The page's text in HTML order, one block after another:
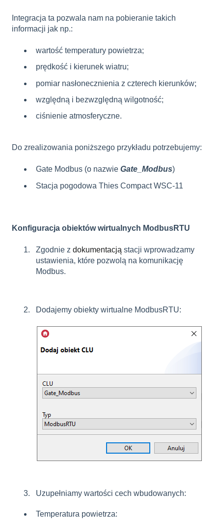
Integracja ta pozwala nam na pobieranie takich
informacji jak np.:
wartość temperatury powietrza;
prędkość i kierunek wiatru;
pomiar nasłonecznienia z czterech kierunków;
względną i bezwzględną wilgotność;
ciśnienie atmosferyczne.
Do zrealizowania poniższego przykładu potrzebujemy:
Gate Modbus (o nazwie Gate_Modbus)
Stacja pogodowa Thies Compact WSC-11
Konfiguracja obiektów wirtualnych ModbusRTU
Zgodnie z dokumentacją stacji wprowadzamy
ustawienia, które pozwolą na komunikację
Modbus.
Dodajemy obiekty wirtualne ModbusRTU:
Uzupełniamy wartości cech wbudowanych:
Temperatura powietrza: